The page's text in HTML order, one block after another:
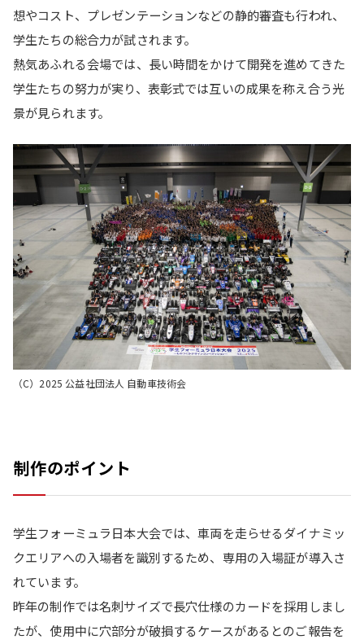
想やコスト、プレゼンテーションなどの静的審査も行われ、
学生たちの総合力が試されます。
熱気あふれる会場では、長い時間をかけて開発を進めてきた
学生たちの努力が実り、表彰式では互いの成果を称え合う光
景が見られます。
（C）2025 公益社団法人 自動車技術会
制作のポイント
学生フォーミュラ日本大会では、車両を走らせるダイナミッ
クエリアへの入場者を識別するため、専用の入場証が導入さ
れています。
昨年の制作では名刺サイズで長穴仕様のカードを採用しまし
たが、使用中に穴部分が破損するケースがあるとのご報告を